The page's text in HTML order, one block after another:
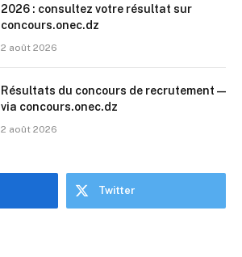
2026 : consultez votre résultat sur
concours.onec.dz
2 août 2026
Résultats du concours de recrutement —
via concours.onec.dz
2 août 2026
Twitter